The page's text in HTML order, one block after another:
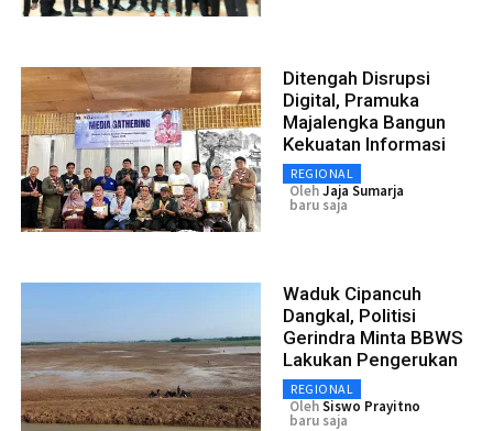
Ditengah Disrupsi
Digital, Pramuka
Majalengka Bangun
Kekuatan Informasi
REGIONAL
OlehJaja Sumarja
baru saja
Waduk Cipancuh
Dangkal, Politisi
Gerindra Minta BBWS
Lakukan Pengerukan
REGIONAL
OlehSiswo Prayitno
baru saja